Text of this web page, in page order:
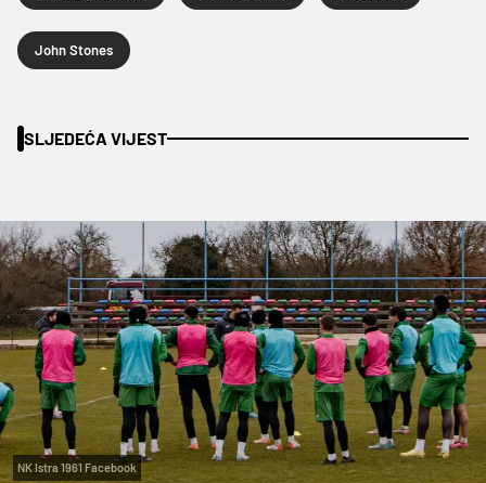
John Stones
SLJEDEĆA VIJEST
NK Istra 1961 Facebook